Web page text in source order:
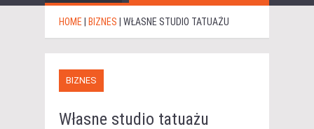
HOME BIZNES WŁASNE STUDIO TATUAŻU
BIZNES
Własne studio tatuażu